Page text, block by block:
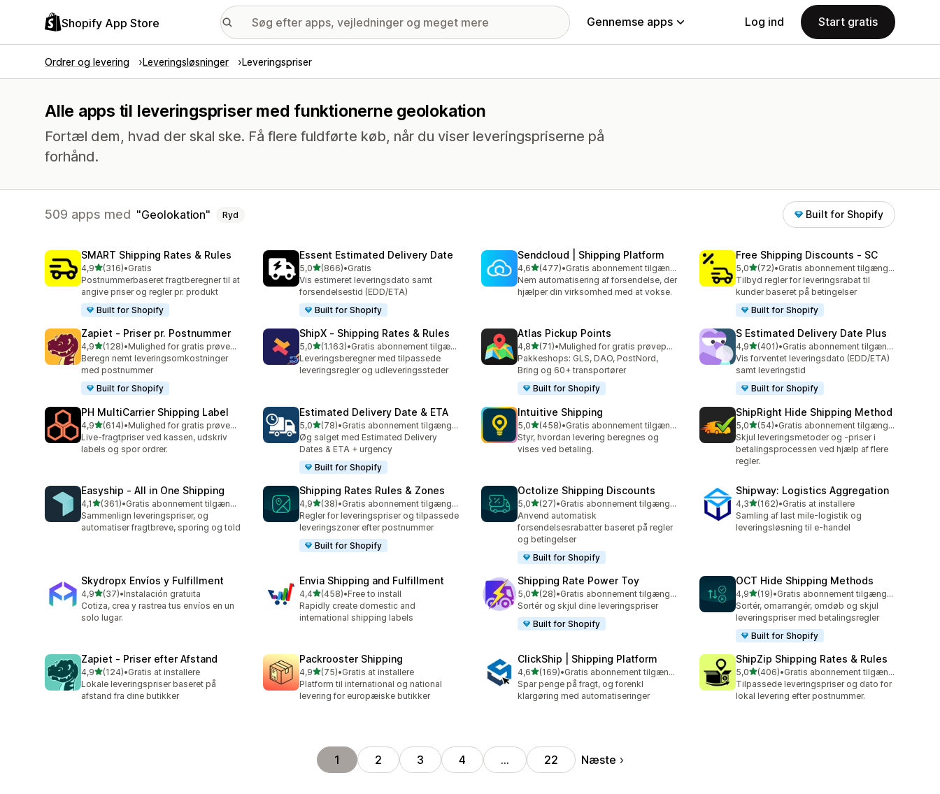
Shopify App Store Gennemse apps Log ind Start gratis
Ordrer og levering Leveringsløsninger Leveringspriser
Alle apps til leveringspriser med funktionerne geolokation
Fortæl dem, hvad der skal ske. Få flere fuldførte køb, når du viser leveringspriserne på
forhånd.
509 apps med Geolokation Ryd Built for Shopify
SMART Shipping Rates & Rules
4,9ud af 5 stjerner
(316)
316 anmeldelser i alt
•Gratis
Postnummerbaseret fragtberegner til at
angive priser og regler pr. produkt
Built for Shopify
Essent Estimated Delivery Date
5,0ud af 5 stjerner
(866)
866 anmeldelser i alt
•Gratis
Vis estimeret leveringsdato samt
forsendelsestid (EDD/ETA)
Built for Shopify
Sendcloud | Shipping Platform
4,6ud af 5 stjerner
(477)
477 anmeldelser i alt
•
Gratis abonnement tilgængeligt
Nem automatisering af forsendelse, der
hjælper din virksomhed med at vokse.
Free Shipping Discounts ‑ SC
5,0ud af 5 stjerner
(72)
72 anmeldelser i alt
•
Gratis abonnement tilgængeligt
Tilbyd regler for leveringsrabat til
kunder baseret på betingelser
Built for Shopify
Zapiet ‑ Priser pr. Postnummer
4,9ud af 5 stjerner
(128)
128 anmeldelser i alt
•
Mulighed for gratis prøveperiode
Beregn nemt leveringsomkostninger
med postnummer
Built for Shopify
ShipX ‑ Shipping Rates & Rules
5,0ud af 5 stjerner
(1.163)
1163 anmeldelser i alt
•
Gratis abonnement tilgængeligt
Leveringsberegner med tilpassede
leveringsregler og udleveringssteder
Atlas Pickup Points
4,8ud af 5 stjerner
(71)
71 anmeldelser i alt
•
Mulighed for gratis prøveperiode
Pakkeshops: GLS, DAO, PostNord,
Bring og 60+ transportører
Built for Shopify
S Estimated Delivery Date Plus
4,9ud af 5 stjerner
(401)
401 anmeldelser i alt
•
Gratis abonnement tilgængeligt
Vis forventet leveringsdato (EDD/ETA)
samt leveringstid
Built for Shopify
PH MultiCarrier Shipping Label
4,9ud af 5 stjerner
(614)
614 anmeldelser i alt
•
Mulighed for gratis prøveperiode
Live-fragtpriser ved kassen, udskriv
labels og spor ordrer.
Estimated Delivery Date & ETA
5,0ud af 5 stjerner
(78)
78 anmeldelser i alt
•
Gratis abonnement tilgængeligt
Øg salget med Estimated Delivery
Dates & ETA + urgency
Built for Shopify
Intuitive Shipping
5,0ud af 5 stjerner
(458)
458 anmeldelser i alt
•
Gratis abonnement tilgængeligt
Styr, hvordan levering beregnes og
vises ved betaling.
ShipRight Hide Shipping Method
5,0ud af 5 stjerner
(54)
54 anmeldelser i alt
•
Gratis abonnement tilgængeligt
Skjul leveringsmetoder og -priser i
betalingsprocessen ved hjælp af flere
regler.
Easyship ‑ All in One Shipping
4,1ud af 5 stjerner
(361)
361 anmeldelser i alt
•
Gratis abonnement tilgængeligt
Sammenlign leveringspriser, og
automatiser fragtbreve, sporing og told
Shipping Rates Rules & Zones
4,9ud af 5 stjerner
(38)
38 anmeldelser i alt
•
Gratis abonnement tilgængeligt
Regler for leveringspriser og tilpassede
leveringszoner efter postnummer
Built for Shopify
Octolize Shipping Discounts
5,0ud af 5 stjerner
(27)
27 anmeldelser i alt
•
Gratis abonnement tilgængeligt
Anvend automatisk
forsendelsesrabatter baseret på regler
og betingelser
Built for Shopify
Shipway: Logistics Aggregation
4,3ud af 5 stjerner
(162)
162 anmeldelser i alt
•Gratis at installere
Samling af last mile-logistik og
leveringsløsning til e-handel
Skydropx Envíos y Fulfillment
4,9ud af 5 stjerner
(37)
37 anmeldelser i alt
•Instalación gratuita
Cotiza, crea y rastrea tus envíos en un
solo lugar.
Envia Shipping and Fulfillment
4,4ud af 5 stjerner
(458)
458 anmeldelser i alt
•Free to install
Rapidly create domestic and
international shipping labels
Shipping Rate Power Toy
5,0ud af 5 stjerner
(28)
28 anmeldelser i alt
•
Gratis abonnement tilgængeligt
Sortér og skjul dine leveringspriser
Built for Shopify
OCT Hide Shipping Methods
4,9ud af 5 stjerner
(19)
19 anmeldelser i alt
•
Gratis abonnement tilgængeligt
Sortér, omarrangér, omdøb og skjul
leveringspriser med betalingsregler
Built for Shopify
Zapiet ‑ Priser efter Afstand
4,9ud af 5 stjerner
(124)
124 anmeldelser i alt
•Gratis at installere
Lokale leveringspriser baseret på
afstand fra dine butikker
Packrooster Shipping
4,9ud af 5 stjerner
(75)
75 anmeldelser i alt
•Gratis at installere
Platform til international og national
levering for europæiske butikker
ClickShip | Shipping Platform
4,6ud af 5 stjerner
(169)
169 anmeldelser i alt
•
Gratis abonnement tilgængeligt
Spar penge på fragt, og forenkl
klargøring med automatiseringer
ShipZip Shipping Rates & Rules
5,0ud af 5 stjerner
(406)
406 anmeldelser i alt
•
Gratis abonnement tilgængeligt
Tilpassede leveringspriser og dato for
lokal levering efter postnummer.
1 2 3 4 … 22 Næste